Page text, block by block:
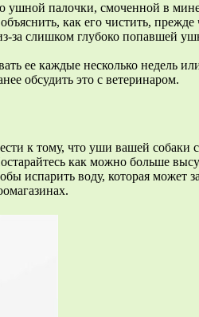
палочки, смоченной в
как его чистить, прежде
за слишком глубоко попавшей
ее каждые несколько недель
обсудить это с ветеринаром.
к тому, что уши вашей
как можно больше
испарить воду, которая может